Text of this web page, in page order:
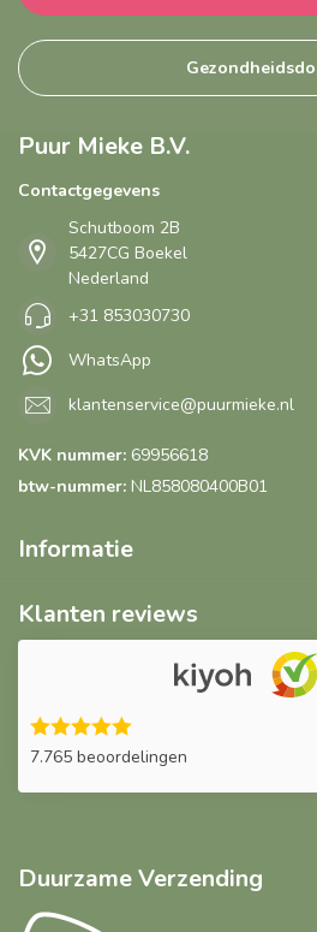
Puur Mieke B.V.
Contactgegevens
Schutboom 2B
5427CG Boekel
Nederland
+31 853030730
WhatsApp
klantenservice@puurmieke.nl
KVK nummer: 69956618
btw-nummer: NL858080400B01
Informatie
Klanten reviews
7.765 beoordelingen
Duurzame Verzending